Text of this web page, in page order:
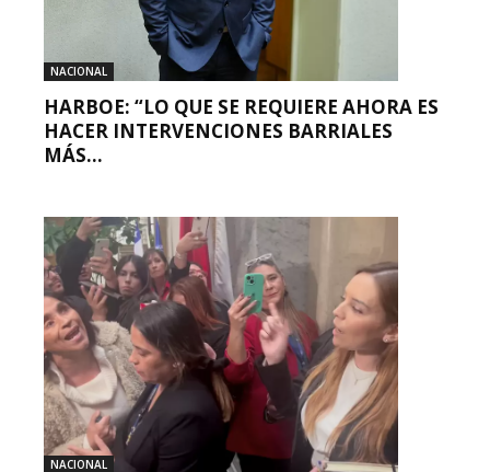
NACIONAL
HARBOE: “LO QUE SE REQUIERE AHORA ES
HACER INTERVENCIONES BARRIALES
MÁS...
NACIONAL